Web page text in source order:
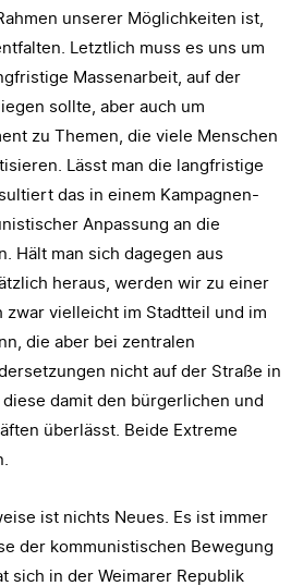
unserer Möglichkeiten ist,
Letztlich muss es uns um
Massenarbeit, auf der
sollte, aber auch um
zu Themen, die viele Menschen
Lässt man die langfristige
das in einem Kampagnen-
Anpassung an die
Hält man sich dagegen aus
heraus, werden wir zu einer
zwar vielleicht im Stadtteil und im
die aber bei zentralen
nicht auf der Straße in
damit den bürgerlichen und
überlässt. Beide Extreme
ist nichts Neues. Es ist immer
der kommunistischen Bewegung
sich in der Weimarer Republik